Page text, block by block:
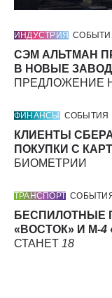
ИНДУСТРИЯ
СЭМ АЛЬТМАН
В НОВЫЕ
ПРЕДЛОЖЕНИЕ
ФИНАНСЫ СОБЫТИЯ
КЛИЕНТЫ
ПОКУПКИ С
БИОМЕТРИИ
ТРАНСПОРТ
БЕСПИЛОТНЫЕ
«ВОСТОК» И М-4
СТАНЕТ 18